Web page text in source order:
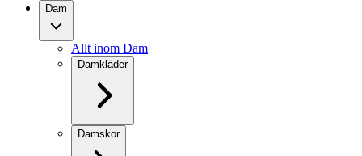
Dam
Allt inom Dam
Damkläder
Damskor